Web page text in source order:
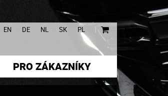
EN DE NL SK PL |
PRO ZÁKAZNÍKY